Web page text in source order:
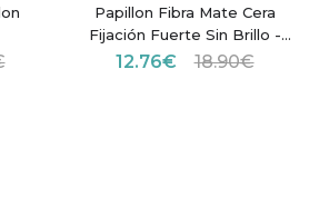
Papillon Fibra Mate Cera
Fijación Fuerte Sin Brillo -
75g
12.76€ 18.90€